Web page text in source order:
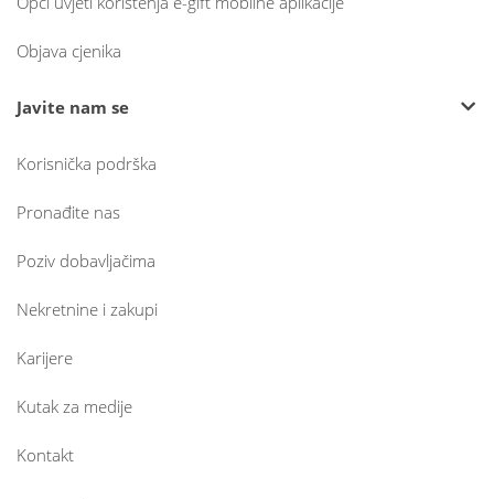
Objava cjenika
Javite nam se
Korisnička podrška
Pronađite nas
Poziv dobavljačima
Nekretnine i zakupi
Karijere
Kutak za medije
Kontakt